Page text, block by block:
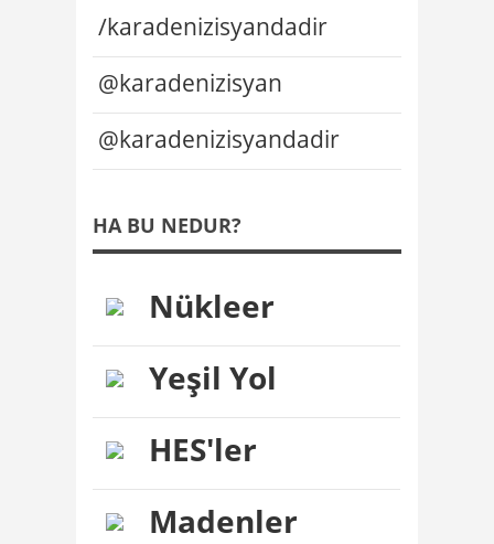
/karadenizisyandadir
@karadenizisyan
@karadenizisyandadir
HA BU NEDUR?
Nükleer
Yeşil Yol
HES'ler
Madenler